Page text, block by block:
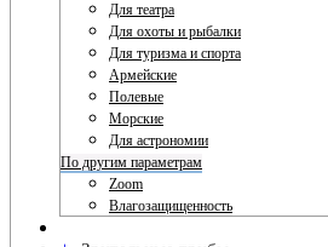
Для театра
Для охоты и рыбалки
Для туризма и спорта
Армейские
Полевые
Морские
Для астрономии
По другим параметрам
Zoom
Влагозащищенность